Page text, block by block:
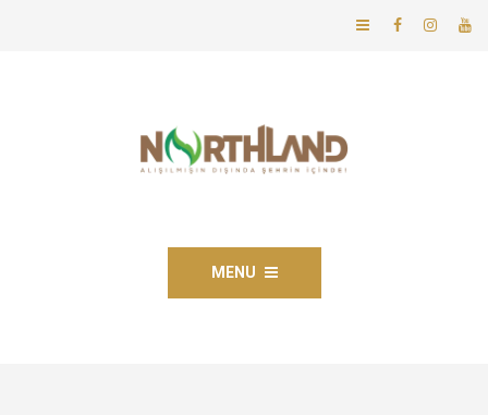
MENU